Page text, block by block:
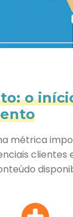
o
métrica
clientes